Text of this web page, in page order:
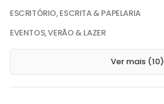
ESCRITÓRIO, ESCRITA & PAPELARIA
EVENTOS, VERÃO & LAZER
Ver mais (10)